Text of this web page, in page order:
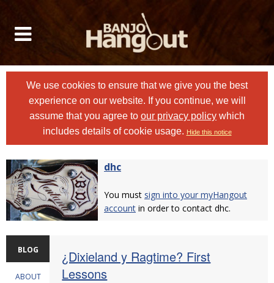
We use cookies to ensure that we give you the best
experience on our website. If you continue, we will
assume that you agree to our privacy policy which
includes details of cookie usage. Hide this notice
dhc
You must sign into your myHangout
account in order to contact dhc.
BLOG
ABOUT
¿Dixieland y Ragtime? First
Lessons